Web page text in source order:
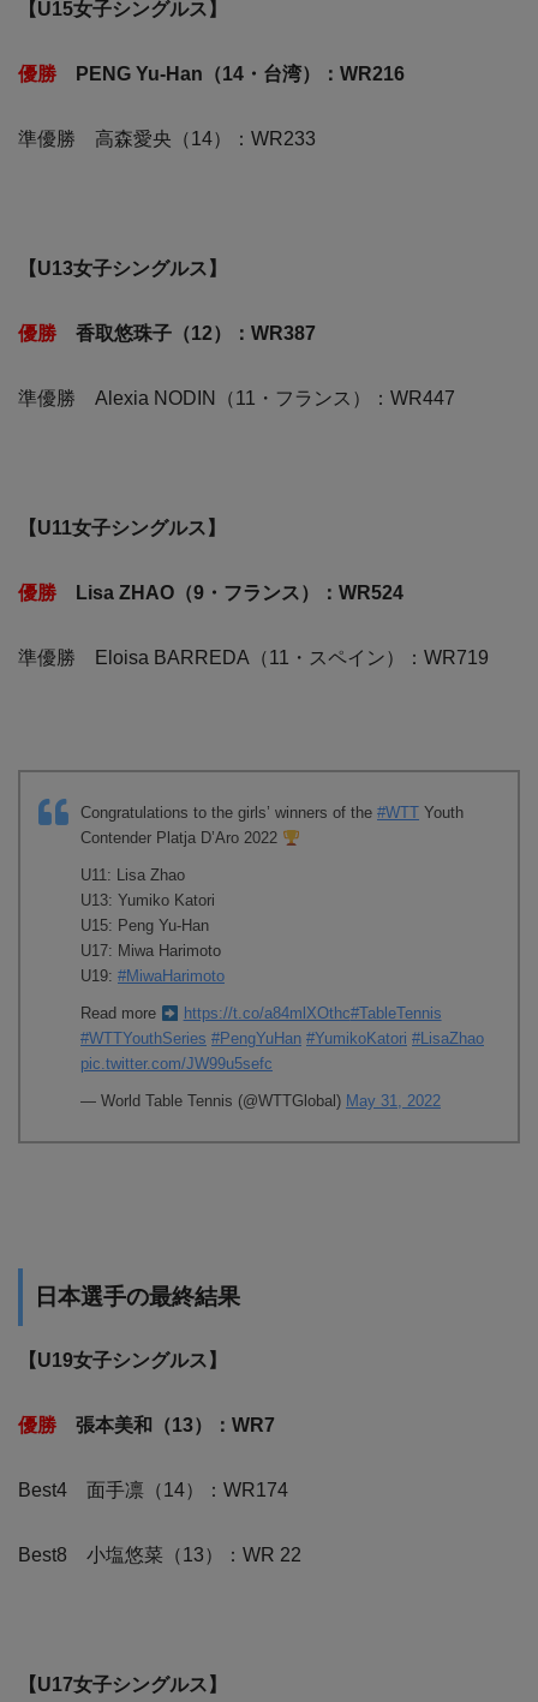
【U15女子シングルス】
優勝 PENG Yu-Han（14・台湾）：WR216
準優勝 高森愛央（14）：WR233
【U13女子シングルス】
優勝 香取悠珠子（12）：WR387
準優勝 Alexia NODIN（11・フランス）：WR447
【U11女子シングルス】
優勝 Lisa ZHAO（9・フランス）：WR524
準優勝 Eloisa BARREDA（11・スペイン）：WR719
Congratulations to the girls’ winners of the #WTT Youth
Contender Platja D’Aro 2022
U11: Lisa Zhao
U13: Yumiko Katori
U15: Peng Yu-Han
U17: Miwa Harimoto
U19: #MiwaHarimoto
Read more https://t.co/a84mlXOthc#TableTennis
#WTTYouthSeries #PengYuHan #YumikoKatori #LisaZhao
pic.twitter.com/JW99u5sefc
— World Table Tennis (@WTTGlobal) May 31, 2022
日本選手の最終結果
【U19女子シングルス】
優勝 張本美和（13）：WR7
Best4 面手凛（14）：WR174
Best8 小塩悠菜（13）：WR 22
【U17女子シングルス】